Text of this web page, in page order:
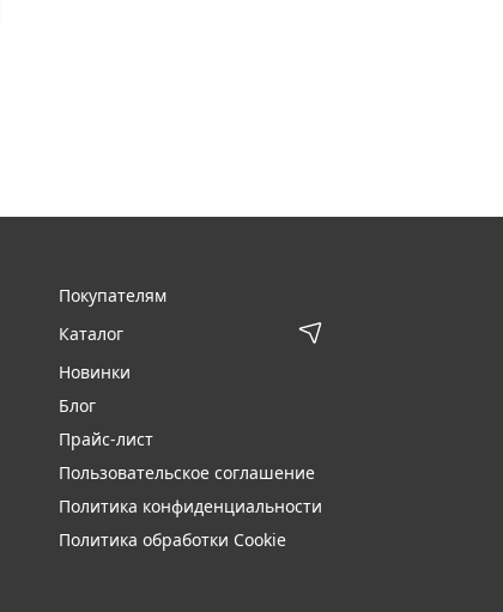
Покупателям
Каталог
Новинки
Блог
Прайс-лист
Пользовательское соглашение
Политика конфиденциальности
Политика обработки Cookie